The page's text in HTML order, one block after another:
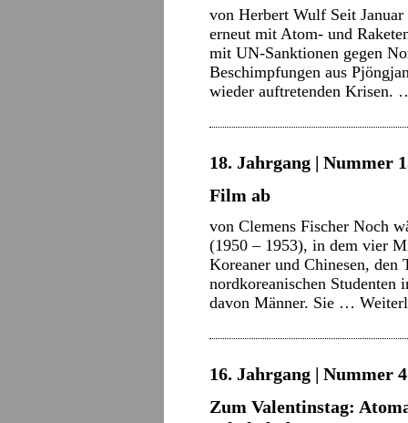
von Herbert Wulf Seit
erneut mit Atom- und
mit UN-Sanktionen gegen
Beschimpfungen aus
wieder auftretenden
18. Jahrgang | Nummer
Film ab
von Clemens Fischer Noch
(1950 – 1953), in dem vier
Koreaner und Chinesen, den
nordkoreanischen
davon Männer. Sie …
16. Jahrgang | Nummer
Zum Valentinstag: